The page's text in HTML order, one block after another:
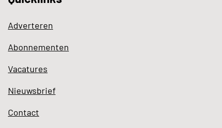
Adverteren
Abonnementen
Vacatures
Nieuwsbrief
Contact